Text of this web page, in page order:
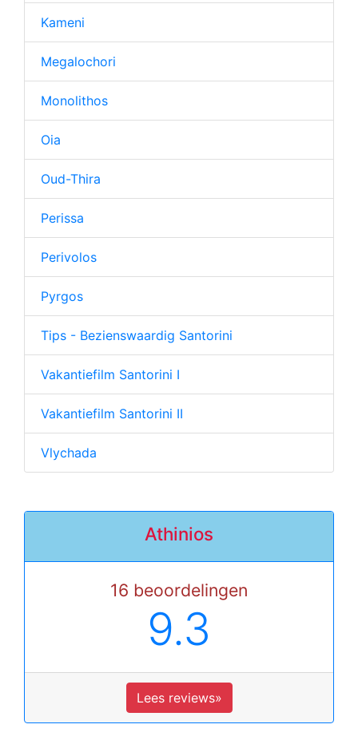
Kameni
Megalochori
Monolithos
Oia
Oud-Thira
Perissa
Perivolos
Pyrgos
Tips - Bezienswaardig Santorini
Vakantiefilm Santorini I
Vakantiefilm Santorini II
Vlychada
Athinios
16 beoordelingen
9.3
Lees reviews»